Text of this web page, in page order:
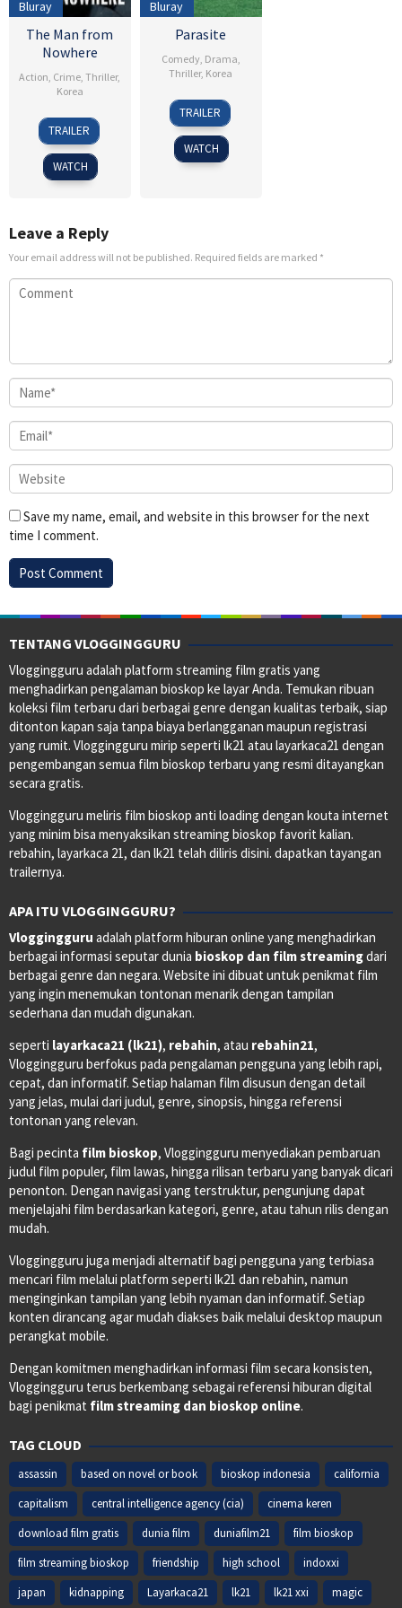
Bluray
The Man from
Nowhere
Action Crime ,Thriller,
Korea
4
Aug
2010
Lee
Jeong-
beom
TRAILER
WATCH
Bluray
Parasite
Comedy, Drama
Thriller, Korea
30
May
2019
Kim
Seong-
sik
TRAILER
WATCH
Leave a Reply
Your email address will not be published. Required fields are marked *
Save my name, email, and website in this browser for the next
time I comment.
TENTANG VLOGGINGGURU
Vloggingguru adalah platform streaming film gratis yang
menghadirkan pengalaman bioskop ke layar Anda. Temukan ribuan
koleksi film terbaru dari berbagai genre dengan kualitas terbaik, siap
ditonton kapan saja tanpa biaya berlangganan maupun registrasi
yang rumit. Vloggingguru mirip seperti lk21 atau layarkaca21 dengan
pengembangan semua film bioskop terbaru yang resmi ditayangkan
secara gratis.
Vloggingguru meliris film bioskop anti loading dengan kouta internet
yang minim bisa menyaksikan streaming bioskop favorit kalian.
rebahin, layarkaca 21, dan lk21 telah diliris disini. dapatkan tayangan
trailernya.
APA ITU VLOGGINGGURU?
Vloggingguru adalah platform hiburan online yang menghadirkan
berbagai informasi seputar dunia bioskop dan film streamingdari
berbagai genre dan negara. Website ini dibuat untuk penikmat film
yang ingin menemukan tontonan menarik dengan tampilan
sederhana dan mudah digunakan.
seperti layarkaca21 (lk21), rebahin, atau rebahin21,
Vloggingguru berfokus pada pengalaman pengguna yang lebih rapi,
cepat, dan informatif. Setiap halaman film disusun dengan detail
yang jelas, mulai dari judul, genre, sinopsis, hingga referensi
tontonan yang relevan.
Bagi pecinta film bioskop, Vloggingguru menyediakan pembaruan
judul film populer, film lawas, hingga rilisan terbaru yang banyak dicari
penonton. Dengan navigasi yang terstruktur, pengunjung dapat
menjelajahi film berdasarkan kategori, genre, atau tahun rilis dengan
mudah.
Vloggingguru juga menjadi alternatif bagi pengguna yang terbiasa
mencari film melalui platform seperti lk21 dan rebahin, namun
menginginkan tampilan yang lebih nyaman dan informatif. Setiap
konten dirancang agar mudah diakses baik melalui desktop maupun
perangkat mobile.
Dengan komitmen menghadirkan informasi film secara konsisten,
Vloggingguru terus berkembang sebagai referensi hiburan digital
bagi penikmat film streaming dan bioskop online.
TAG CLOUD
assassin based on novel or book bioskop indonesia
california
capitalism
central intelligence agency (cia)
cinema keren
download film gratis
dunia film duniafilm21
film bioskop
film streaming bioskop
friendship high school
indoxxi
japan
kidnapping Layarkaca21 lk21 lk21 xxi magic